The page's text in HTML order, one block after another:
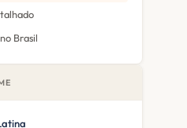
Brasil